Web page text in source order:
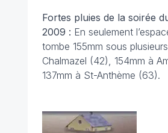
Fortes pluies de la soirée
2009 : En seulement
tombe 155mm sous
Chalmazel (42), 154mm à
137mm à St-Anthème (63).